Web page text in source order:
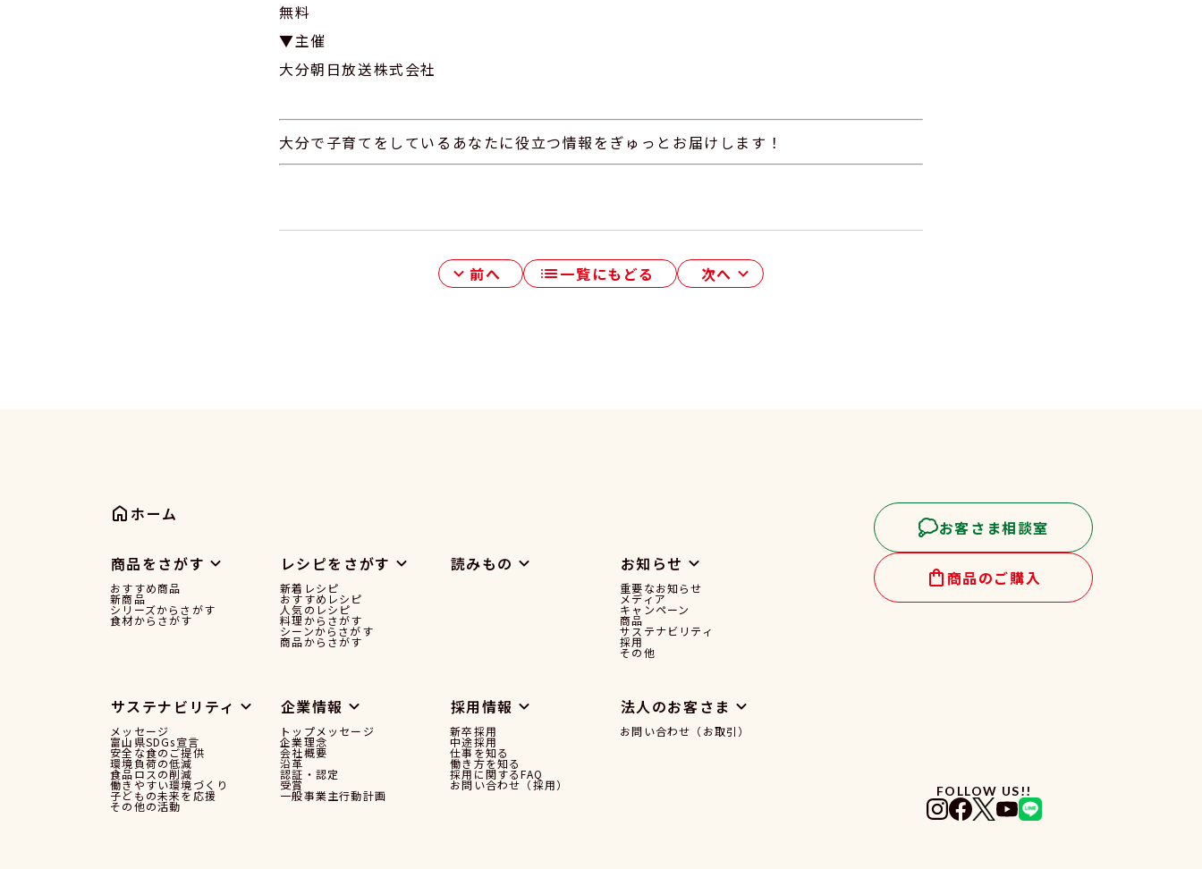
無料
▼主催
大分朝日放送株式会社
大分で子育てをしているあなたに役立つ情報をぎゅっとお届けします！
前へ 一覧にもどる 次へ
ホーム
商品をさがす
おすすめ商品
新商品
シリーズからさがす
食材からさがす
レシピをさがす
新着レシピ
おすすめレシピ
人気のレシピ
料理からさがす
シーンからさがす
商品からさがす
読みもの お知らせ
重要なお知らせ
メディア
キャンペーン
商品
サステナビリティ
採用
その他
サステナビリティ
メッセージ
富山県SDGs宣言
安全な食のご提供
環境負荷の低減
食品ロスの削減
働きやすい環境づくり
子どもの未来を応援
その他の活動
企業情報
トップメッセージ
企業理念
会社概要
沿革
認証・認定
受賞
一般事業主行動計画
採用情報
新卒採用
中途採用
仕事を知る
働き方を知る
採用に関するFAQ
お問い合わせ（採用）
法人のお客さま
お問い合わせ（お取引）
お客さま相談室
商品のご購入
FOLLOW US!!